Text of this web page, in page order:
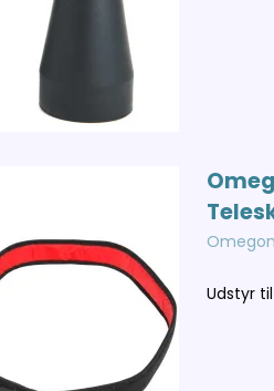
Omegon
Udstyr